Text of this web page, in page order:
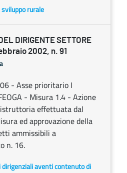
rurale
DIRIGENTE SETTORE
2002, n. 91
- Asse prioritario I
- Misura 1.4 - Azione
effettuata dal
ed approvazione della
ammissibili a
n. 16.
aventi contenuto di